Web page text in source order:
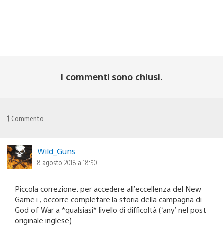
I commenti sono chiusi.
1 Commento
Wild_Guns
8 agosto 2018 a 18:50
Piccola correzione: per accedere all’eccellenza del New
Game+, occorre completare la storia della campagna di
God of War a *qualsiasi* livello di difficoltà (‘any’ nel post
originale inglese).